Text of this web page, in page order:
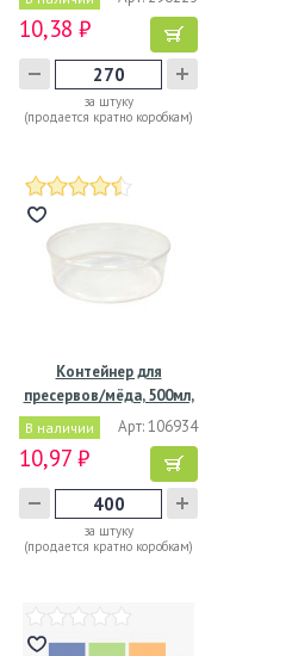
10,38 ₽
за штуку
(продается кратно коробкам)
Контейнер для
пресервов/мёда, 500мл,
В наличии Арт: 106934
10,97 ₽
за штуку
(продается кратно коробкам)